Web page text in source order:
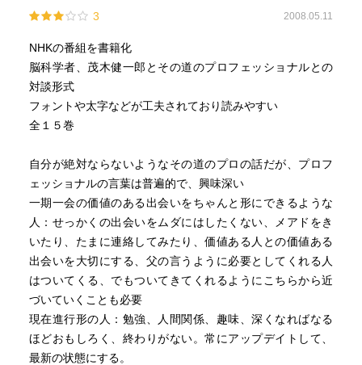
3 2008.05.11
NHKの番組を書籍化
脳科学者、茂木健一郎とその道のプロフェッショナルとの
対談形式
フォントや太字などが工夫されており読みやすい
全１５巻
自分が絶対ならないようなその道のプロの話だが、プロフ
ェッショナルの言葉は普遍的で、興味深い
一期一会の価値のある出会いをちゃんと形にできるような
人：せっかくの出会いをムダにはしたくない、メアドをき
いたり、たまに連絡してみたり、価値ある人との価値ある
出会いを大切にする、父の言うように必要としてくれる人
はついてくる、でもついてきてくれるようにこちらから近
づいていくことも必要
現在進行形の人：勉強、人間関係、趣味、深くなればなる
ほどおもしろく、終わりがない。常にアップデイトして、
最新の状態にする。